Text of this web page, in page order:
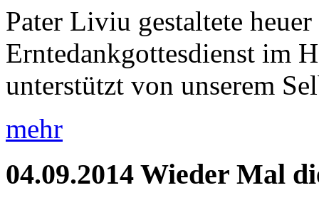
Pater Liviu gestaltete
Erntedankgottesdienst im
unterstützt von unserem
mehr
04.09.2014 Wieder Mal